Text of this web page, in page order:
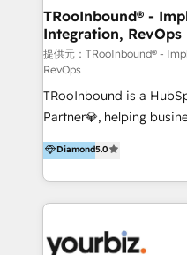
Asegurar resultados medibles Nos
en bancos, seguros, e-commerce,
Inmobiliarios y
Productos
TRooInbound® -
Integration, RevOps
提供元：TRooInbound® -
RevOps
TRooInbound is a
Partner💎, helping
scalable growth engine. We work with startups, mid-
market, and enterprise
HubSpot’s full
Management &
Brand Development,
Diamond5.0